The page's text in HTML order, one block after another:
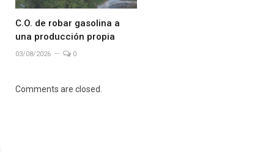
C.O. de robar gasolina a
una producción propia
03/08/2026 0
Comments are closed.